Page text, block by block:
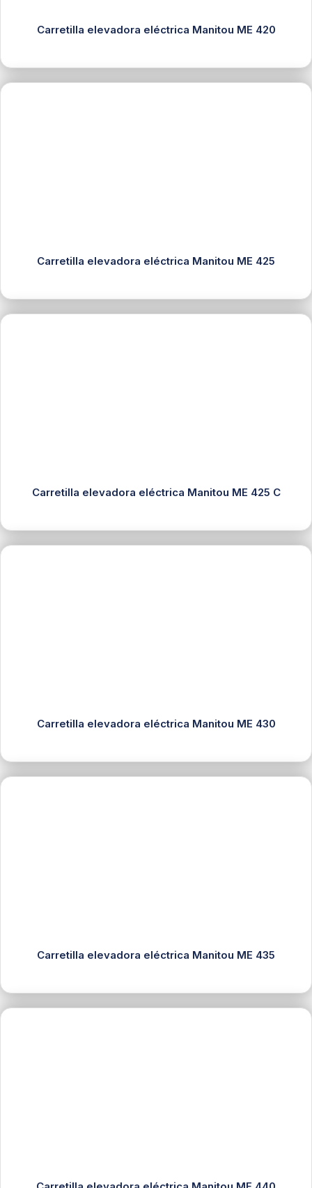
Carretilla elevadora eléctrica Manitou ME 420
Carretilla elevadora eléctrica Manitou ME 425
Carretilla elevadora eléctrica Manitou ME 425 C
Carretilla elevadora eléctrica Manitou ME 430
Carretilla elevadora eléctrica Manitou ME 435